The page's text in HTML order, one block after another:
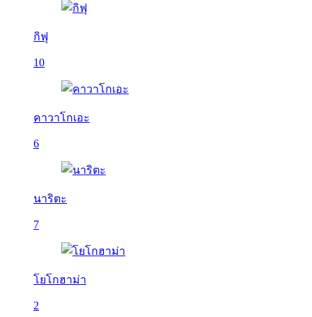
กิฟุ
10
คาวาโกเอะ
6
นาริตะ
7
โยโกฮาม่า
2